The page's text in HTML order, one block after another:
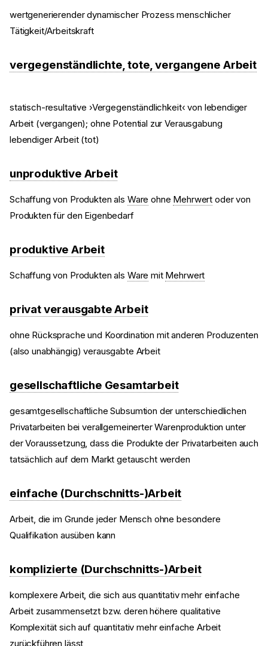
wertgenerierender dynamischer Prozess menschlicher
Tätigkeit/Arbeitskraft
vergegenständlichte, tote, vergangene Arbeit
statisch-resultative ›Vergegenständlichkeit‹ von lebendiger
Arbeit (vergangen); ohne Potential zur Verausgabung
lebendiger Arbeit (tot)
unproduktive Arbeit
Schaffung von Produkten als Ware ohne Mehrwert oder von
Produkten für den Eigenbedarf
produktive Arbeit
Schaffung von Produkten als Ware mit Mehrwert
privat verausgabte Arbeit
ohne Rücksprache und Koordination mit anderen Produzenten
(also unabhängig) verausgabte Arbeit
gesellschaftliche Gesamtarbeit
gesamtgesellschaftliche Subsumtion der unterschiedlichen
Privatarbeiten bei verallgemeinerter Warenproduktion unter
der Voraussetzung, dass die Produkte der Privatarbeiten auch
tatsächlich auf dem Markt getauscht werden
einfache (Durchschnitts-)Arbeit
Arbeit, die im Grunde jeder Mensch ohne besondere
Qualifikation ausüben kann
komplizierte (Durchschnitts-)Arbeit
komplexere Arbeit, die sich aus quantitativ mehr einfache
Arbeit zusammensetzt bzw. deren höhere qualitative
Komplexität sich auf quantitativ mehr einfache Arbeit
zurückführen lässt